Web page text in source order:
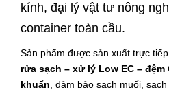
kính, đại lý vật tư nông
container toàn cầu.
Sản phẩm được sản xuất trực
rửa sạch – xử lý Low EC –
khuẩn , đảm bảo sạch muối,